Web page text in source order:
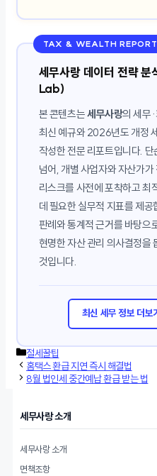
TAX & WEALTH REPORT
세무사랑 데이터 전략
Lab)
본 콘텐츠는세무사랑의 세무
최신 예규와 2026년도 개정
작성한 전문 리포트입니다.
넘어, 개별 사업자와 자산가
리스크를 사전에 포착하고 최
데 필요한 실무적 지표를 제
판례와 통계적 근거를 바탕으
현명한 자산 관리 의사결정을
것입니다.
최신 세무 정보 더보기
카
테
고
절세꿀팁
홈택스 환급 지연 즉시 해결법
8월 법인세 중간예납 환급 받는 법
세무사랑 소개
세무사랑 소개
면책조항